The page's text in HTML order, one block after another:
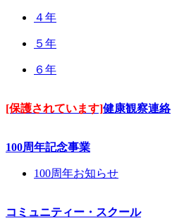
４年
５年
６年
[保護されています]健康観察連絡
100周年記念事業
100周年お知らせ
コミュニティー・スクール